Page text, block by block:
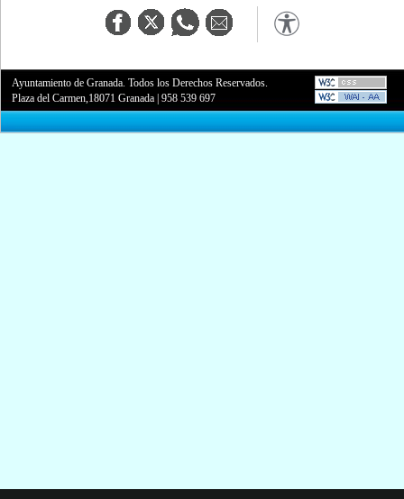
Ayuntamiento de Granada. Todos los Derechos Reservados.
Plaza del Carmen,18071 Granada |958 539 697